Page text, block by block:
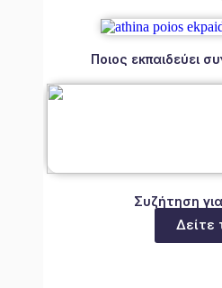
Ποιος εκπαιδεύει
Συζήτηση
Δείτε